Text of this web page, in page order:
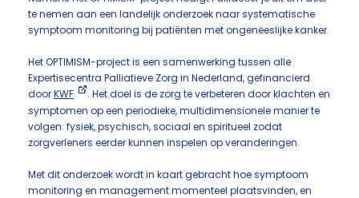
te nemen aan een landelijk onderzoek naar systematische
symptoom monitoring bij patiënten met ongeneeslijke kanker.
Het OPTIMISM-project is een samenwerking tussen alle
Expertisecentra Palliatieve Zorg in Nederland, gefinancierd
doorKWF
. Het doel is de zorg te verbeteren door klachten en
symptomen op een periodieke, multidimensionele manier te
volgen: fysiek, psychisch, sociaal en spiritueel zodat
zorgverleners eerder kunnen inspelen op veranderingen.
Met dit onderzoek wordt in kaart gebracht hoe symptoom
monitoring en management momenteel plaatsvinden, en